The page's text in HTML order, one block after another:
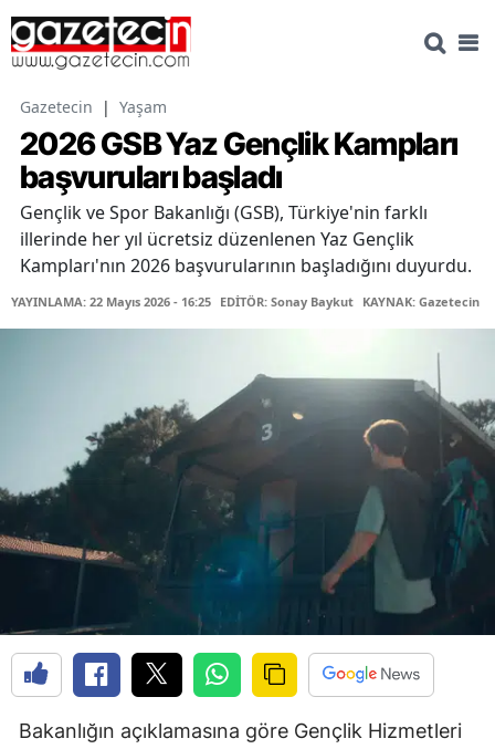
Gazetecin | Yaşam
2026 GSB Yaz Gençlik Kampları
başvuruları başladı
Gençlik ve Spor Bakanlığı (GSB), Türkiye'nin farklı
illerinde her yıl ücretsiz düzenlenen Yaz Gençlik
Kampları'nın 2026 başvurularının başladığını duyurdu.
YAYINLAMA: 22 Mayıs 2026 - 16:25 EDİTÖR: Sonay Baykut KAYNAK: Gazetecin
Bakanlığın açıklamasına göre Gençlik Hizmetleri